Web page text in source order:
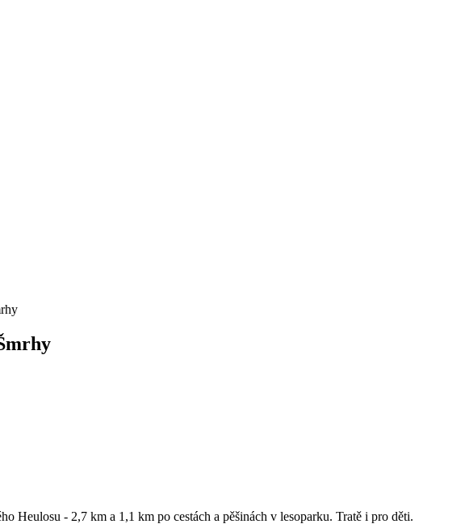
Heulosu - 2,7 km a 1,1 km po cestách a pěšinách v lesoparku. Tratě i pro děti.